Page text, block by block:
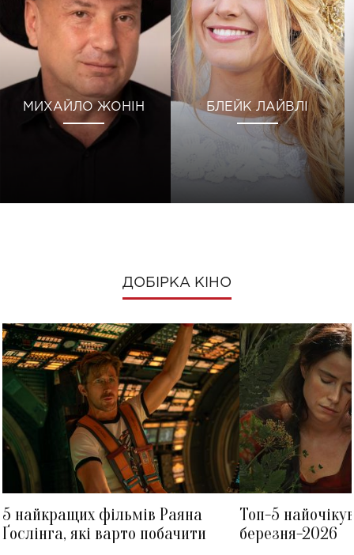
МИХАЙЛО ЖОНІН БЛЕЙК ЛАЙВЛІ
ДОБІРКА КІНО
5 найкращих фільмів Раяна
Ґослінга, які варто побачити
Топ-5
березня-2026